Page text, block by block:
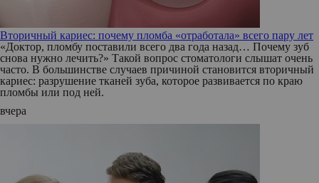
Вторичный кариес: почему пломба «отработала» всего пару лет
«Доктор, пломбу поставили всего два года назад… Почему зуб
снова нужно лечить?» Такой вопрос стоматологи слышат очень
часто. В большинстве случаев причиной становится вторичный
кариес: разрушение тканей зуба, которое развивается по краю
пломбы или под ней.
вчера